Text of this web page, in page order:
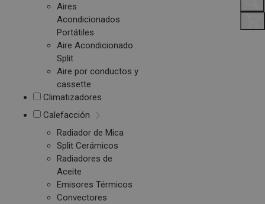
Aires
Acondicionados
Portátiles
Aire Acondicionado
Split
Aire por conductos y
cassette
Climatizadores
Calefacción
Radiador de Mica
Split Cerámicos
Radiadores de
Aceite
Emisores Térmicos
Convectores